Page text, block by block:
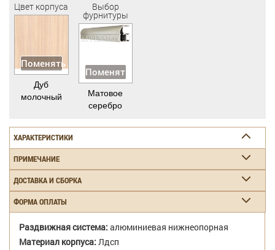
Цвет корпуса
Поменять
Дуб
молочный
Выбор
фурнитуры
Поменять
Матовое
серебро
ХАРАКТЕРИСТИКИ
ПРИМЕЧАНИЕ
ДОСТАВКА И СБОРКА
ФОРМА ОПЛАТЫ
Раздвижная система: алюминиевая нижнеопорная
Материал корпуса: Лдсп